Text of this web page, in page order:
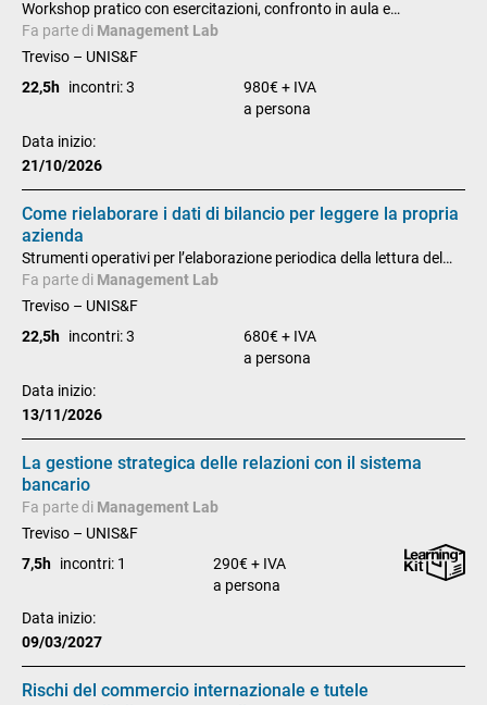
Workshop pratico con esercitazioni, confronto in aula e
approfondimento su T.C.O., negoziazione e comunicazione
efficace
Fa parte di Management Lab
Treviso – UNIS&F
22,5h incontri: 3
980€ + IVA
a persona
Data inizio:
21/10/2026
Come rielaborare i dati di bilancio per leggere la propria
azienda
Strumenti operativi per l’elaborazione periodica della lettura del
bilancio
Fa parte di Management Lab
Treviso – UNIS&F
22,5h incontri: 3
680€ + IVA
a persona
Data inizio:
13/11/2026
La gestione strategica delle relazioni con il sistema
bancario
Fa parte di Management Lab
Treviso – UNIS&F
7,5h incontri: 1
290€ + IVA
a persona
Data inizio:
09/03/2027
Rischi del commercio internazionale e tutele